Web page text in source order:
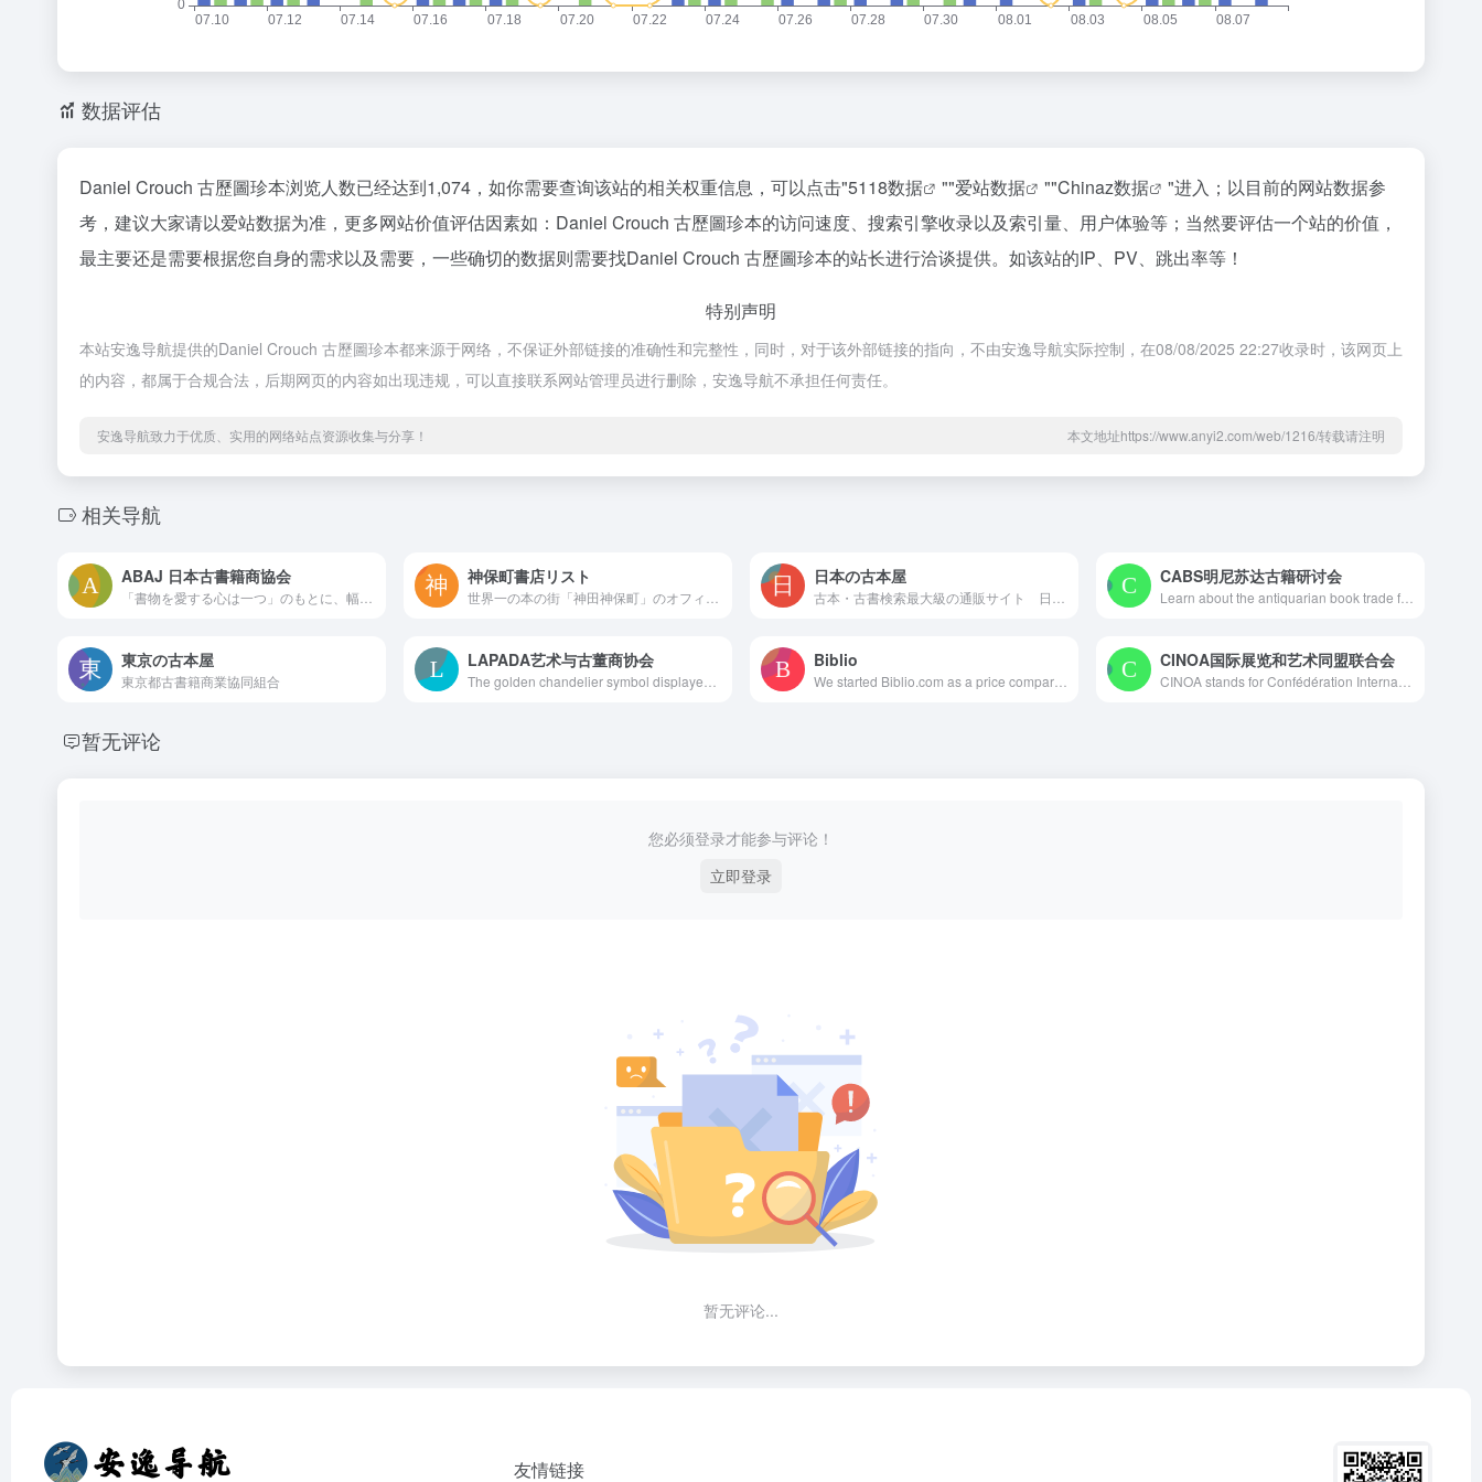
数据评估
Daniel Crouch 古歷圖珍本浏览人数已经达到1,074，如你需要查询该站的相关权重信息，可以点击"5118数据 ""爱站数据 ""Chinaz数据
"进入；以目前的网站数据参
考，建议大家请以爱站数据为准，更多网站价值评估因素如：Daniel Crouch 古歷圖珍本的访问速度、搜索引擎收录以及索引量、用户体验等；当然要评估一个站的价值，
最主要还是需要根据您自身的需求以及需要，一些确切的数据则需要找Daniel Crouch 古歷圖珍本的站长进行洽谈提供。如该站的IP、PV、跳出率等！
特别声明
本站安逸导航提供的Daniel Crouch 古歷圖珍本都来源于网络，不保证外部链接的准确性和完整性，同时，对于该外部链接的指向，不由安逸导航实际控制，在08/08/2025 22:27收录时，该网页上
的内容，都属于合规合法，后期网页的内容如出现违规，可以直接联系网站管理员进行删除，安逸导航不承担任何责任。
安逸导航致力于优质、实用的网络站点资源收集与分享！ 本文地址https://www.anyi2.com/web/1216/转载请注明
相关导航
ABAJ 日本古書籍商協会 神保町書店リスト 日本の古本屋 CABS明尼苏达古籍研讨会
東京の古本屋
東京都古書籍商業協同組合
LAPADA艺术与古董商协会 Biblio CINOA国际展览和艺术同盟联合会
暂无评论
您必须登录才能参与评论！
立即登录
暂无评论...
友情链接